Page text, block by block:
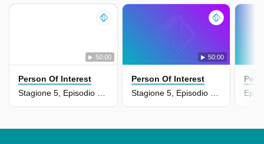
50:00
Person Of Interest
50:00
Person Of Interest
Ep.